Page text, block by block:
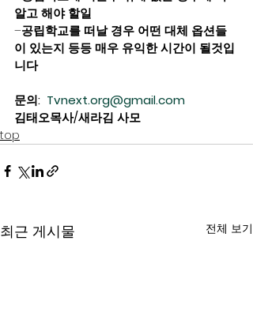
알고 해야 할일
–공립학교를 떠날 경우 어떤 대체 옵션들
이 있는지 등등 매우 유익한 시간이 될것입
니다
문의: Tvnext.org@gmail.com
김태오목사/새라김 사모
top
최근 게시물 전체 보기